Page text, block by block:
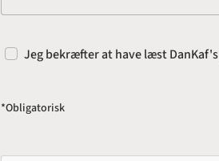
Jeg bekræfter at have læst DanKaf's
*Obligatorisk